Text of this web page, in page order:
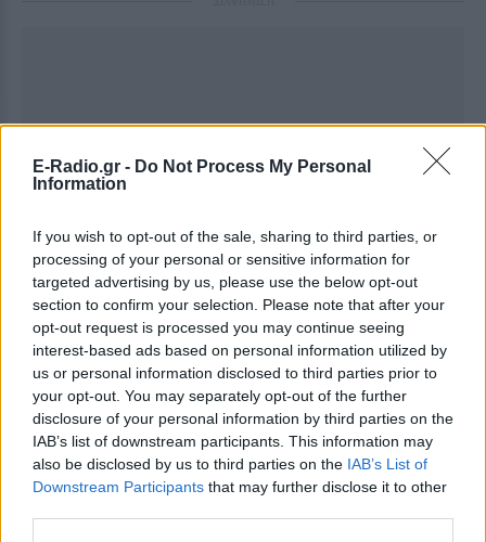
E-Radio.gr - Do Not Process My Personal
Information
If you wish to opt-out of the sale, sharing to third parties, or
processing of your personal or sensitive information for
targeted advertising by us, please use the below opt-out
section to confirm your selection. Please note that after your
opt-out request is processed you may continue seeing
interest-based ads based on personal information utilized by
us or personal information disclosed to third parties prior to
your opt-out. You may separately opt-out of the further
disclosure of your personal information by third parties on the
IAB’s list of downstream participants. This information may
also be disclosed by us to third parties on the IAB’s List of
Downstream Participants that may further disclose it to other
Ακολουθήστε το E-Radio.gr στοGoogle News
και μάθετε πρώτοιτα πιο hot νέα.